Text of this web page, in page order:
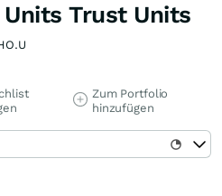
Units Trust Units
Zum Portfolio
hinzufügen